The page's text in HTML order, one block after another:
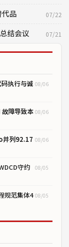
品 07/22
结会议 07/21
执行与诚 08/06
障导致本 08/06
并列92.17 08/06
守约
08/05
规范集体4 08/05